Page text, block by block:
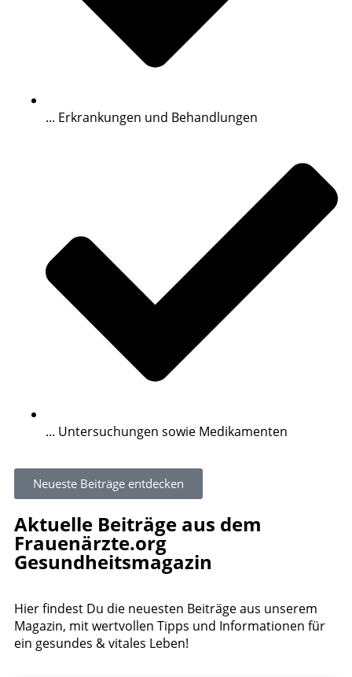
... Erkrankungen und Behandlungen
... Untersuchungen sowie Medikamenten
Neueste Beiträge entdecken
Aktuelle Beiträge aus dem
Frauenärzte.org
Gesundheitsmagazin
Hier findest Du die neuesten Beiträge aus unserem
Magazin, mit wertvollen Tipps und Informationen für
ein gesundes & vitales Leben!